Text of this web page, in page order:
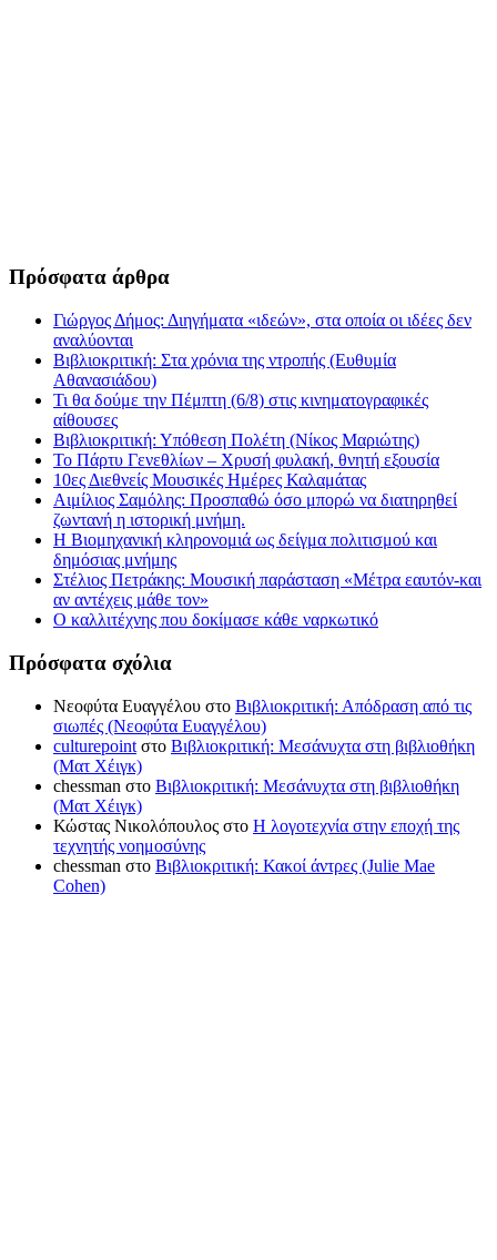
Πρόσφατα άρθρα
Γιώργος Δήμος: Διηγήματα «ιδεών», στα οποία οι ιδέες δεν
αναλύονται
Βιβλιοκριτική: Στα χρόνια της ντροπής (Ευθυμία
Αθανασιάδου)
Τι θα δούμε την Πέμπτη (6/8) στις κινηματογραφικές
αίθουσες
Βιβλιοκριτική: Υπόθεση Πολέτη (Νίκος Μαριώτης)
Το Πάρτυ Γενεθλίων – Χρυσή φυλακή, θνητή εξουσία
10ες Διεθνείς Μουσικές Ημέρες Καλαμάτας
Αιμίλιος Σαμόλης: Προσπαθώ όσο μπορώ να διατηρηθεί
ζωντανή η ιστορική μνήμη.
Η Βιομηχανική κληρονομιά ως δείγμα πολιτισμού και
δημόσιας μνήμης
Στέλιος Πετράκης: Μουσική παράσταση «Μέτρα εαυτόν-και
αν αντέχεις μάθε τον»
Ο καλλιτέχνης που δοκίμασε κάθε ναρκωτικό
Πρόσφατα σχόλια
Νεοφύτα Ευαγγέλου στο Βιβλιοκριτική: Απόδραση από τις
σιωπές (Νεοφύτα Ευαγγέλου)
culturepoint στο Βιβλιοκριτική: Μεσάνυχτα στη βιβλιοθήκη
(Ματ Χέιγκ)
chessman στο Βιβλιοκριτική: Μεσάνυχτα στη βιβλιοθήκη
(Ματ Χέιγκ)
Κώστας Νικολόπουλος στο Η λογοτεχνία στην εποχή της
τεχνητής νοημοσύνης
chessman στο Βιβλιοκριτική: Κακοί άντρες (Julie Mae
Cohen)